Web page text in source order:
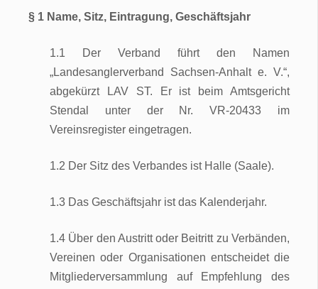
§ 1 Name, Sitz, Eintragung, Geschäftsjahr
1.1 Der Verband führt den Namen
„Landesanglerverband Sachsen-Anhalt e. V.“,
abgekürzt LAV ST. Er ist beim Amtsgericht
Stendal unter der Nr. VR-20433 im
Vereinsregister eingetragen.
1.2 Der Sitz des Verbandes ist Halle (Saale).
1.3 Das Geschäftsjahr ist das Kalenderjahr.
1.4 Über den Austritt oder Beitritt zu Verbänden,
Vereinen oder Organisationen entscheidet die
Mitgliederversammlung auf Empfehlung des